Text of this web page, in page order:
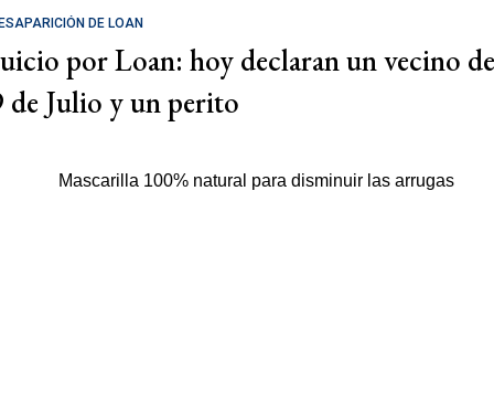
DE LOAN
por Loan: hoy declaran un vecino de
de Julio y un perito